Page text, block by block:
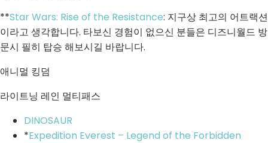
**Star Wars: Rise of the Resistance: 지구상 최고의 어트랙션
이라고 생각합니다. 타보신 경험이 없으신 분들은 디즈니월드 방
문시 필히 탑승 해보시길 바랍니다.
애니멀 킹덤
라이트닝 레인 멀티패스
DINOSAUR
*Expedition Everest – Legend of the Forbidden